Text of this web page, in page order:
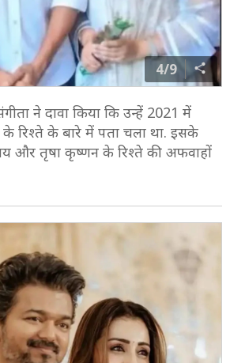
4/9
ने दावा किया कि उन्हें 2021 में
रिश्ते के बारे में पता चला था. इसके
और तृषा कृष्णन के रिश्ते की अफवाहों